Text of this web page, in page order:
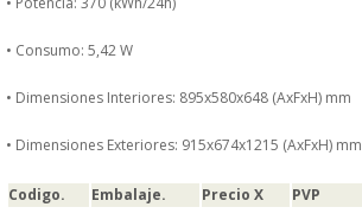
MENAJE DE COCINA
MAQUINARIA OTROS
MUEBLES
• Consumo: 5,42 W
• Dimensiones Interiores: 895x580x648 (AxFxH) mm
• Dimensiones Exteriores: 915x674x1215 (AxFxH) mm
Codigo. Embalaje. Precio X PVP